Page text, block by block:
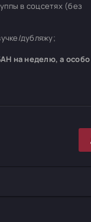
в соцсетях (без
дубляжу;
на неделю, а особо